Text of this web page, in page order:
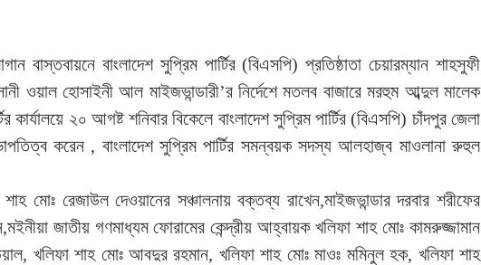
বাংলাদেশ সুপ্রিম পার্টির (বিএসপি) প্রতিষ্ঠাতা চেয়ারম্যান শাহসুফী
ওয়াল হোসাইনী আল মাইজভান্ডারী’র নির্দেশে মতলব বাজারে মরহুম আব্দুল মালেক
কার্যালয়ে ২০ আগষ্ট শনিবার বিকেলে বাংলাদেশ সুপ্রিম পার্টির (বিএসপি) চাঁদপুর জেলা
করেন , বাংলাদেশ সুপ্রিম পার্টির সমন্বয়ক সদস্য আলহাজ্ব মাওলানা রুহুল
শাহ মোঃ রেজাউল দেওয়ানের সঞ্চালনায় বক্তব্য রাখেন,মাইজভান্ডার দরবার শরীফের
জাতীয় গণমাধ্যম ফোরামের কেন্দ্রীয় আহ্বায়ক খলিফা শাহ মোঃ কামরুজ্জামান
খলিফা শাহ মোঃ আবদুর রহমান, খলিফা শাহ মোঃ মাওঃ মমিনুল হক, খলিফা শাহ